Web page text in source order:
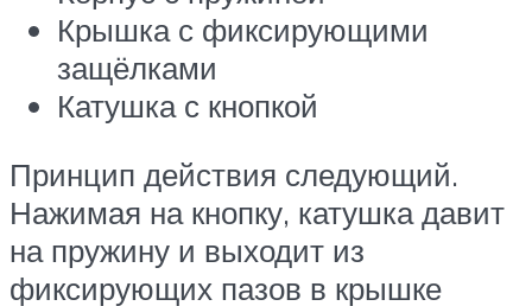
Крышка с фиксирующими
защёлками
Катушка с кнопкой
Принцип действия следующий.
Нажимая на кнопку, катушка давит
на пружину и выходит из
фиксирующих пазов в крышке